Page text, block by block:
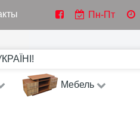
Пн-Пт
Мебель